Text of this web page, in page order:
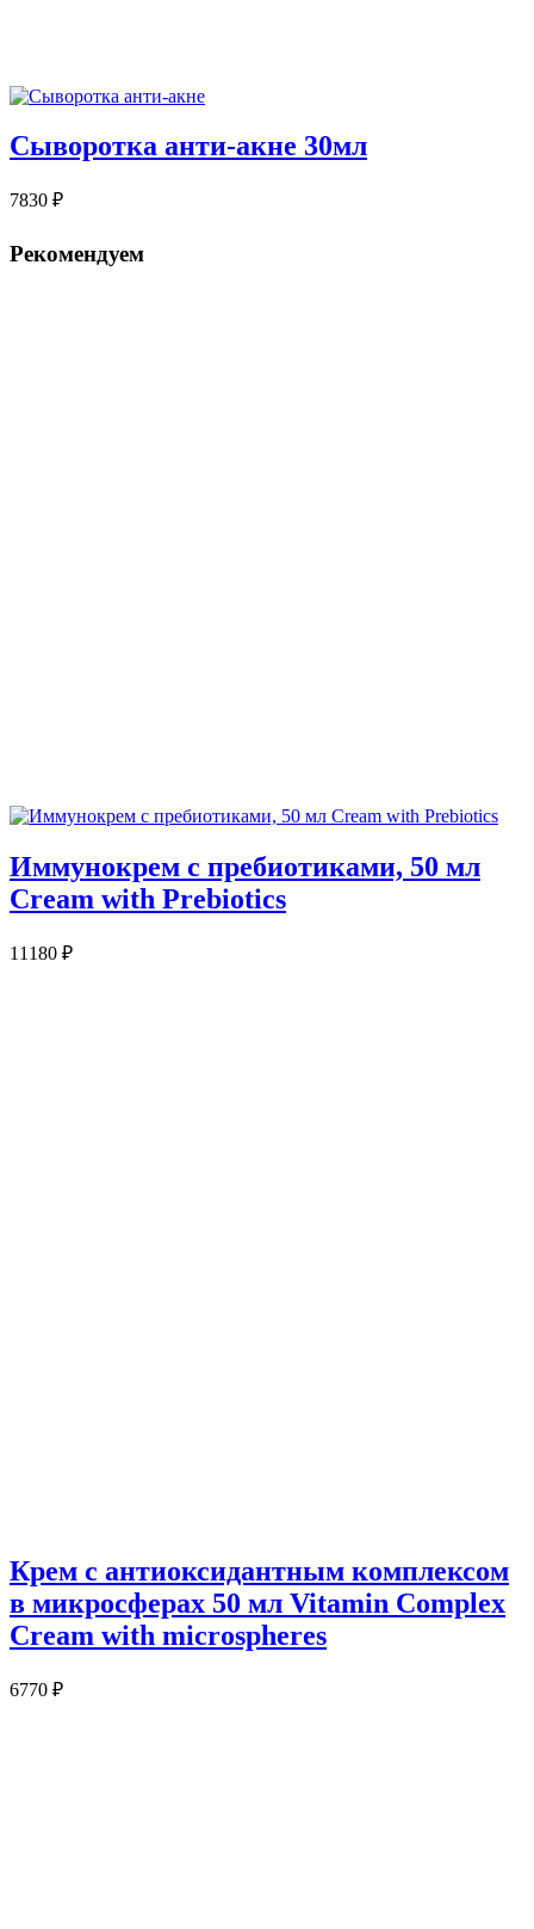
Сыворотка анти-акне 30мл
7830 ₽
Рекомендуем
Иммунокрем с пребиотиками, 50 мл
Cream with Prebiotics
11180 ₽
Крем с антиоксидантным комплексом
в микросферах 50 мл Vitamin Complex
Cream with microspheres
6770 ₽